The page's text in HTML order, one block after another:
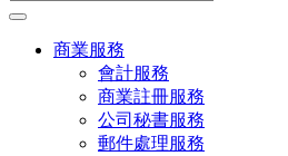
商業服務
會計服務
商業註冊服務
公司秘書服務
郵件處理服務